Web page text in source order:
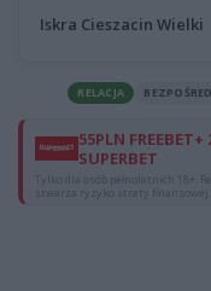
Iskra Cieszacin Wielki
RELACJA
55PLN
SUPERBET
Tylko dla osób pełnoletnich 18+.
stwarza ryzyko straty finansowej.